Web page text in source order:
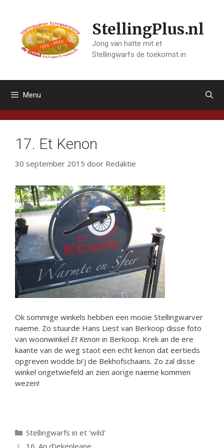
inhoud
StellingPlus.nl
Jong van hatte mit et
Stellingwarfs de toekomst in
Menu
17. Et Kenon
30 september 2015 door Redaktie
Ok sommige winkels hebben een mooie Stellingwarver
naeme. Zo stuurde Hans Liest van Berkoop disse foto
van woonwinkel Et Kenon in Berkoop. Krek an de ere
kaante van de weg staot een echt kenon dat eertieds
opgreven wodde bi’j de Bekhofschaans. Zo zal disse
winkel ongetwiefeld an zien aorige naeme kommen
wezen!
Categorieën
Stellingwarfs in et 'wild'
16. An d’iekenleane